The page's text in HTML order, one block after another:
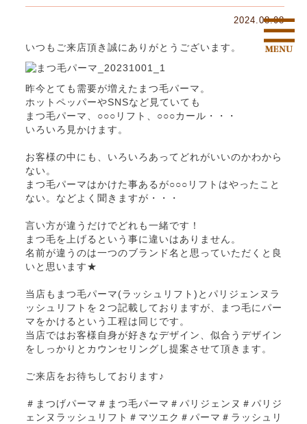
2024.08.08
いつもご来店頂き誠にありがとうございます。
昨今とても需要が増えたまつ毛パーマ。
ホットペッパーやSNSなど見ていても
まつ毛パーマ、○○○リフト、○○○カール・・・
いろいろ見かけます。
お客様の中にも、いろいろあってどれがいいのかわから
ない。
まつ毛パーマはかけた事あるが○○○リフトはやったこと
ない。などよく聞きますが・・・
言い方が違うだけでどれも一緒です！
まつ毛を上げるという事に違いはありません。
名前が違うのは一つのブランド名と思っていただくと良
いと思います★
当店もまつ毛パーマ(ラッシュリフト)とパリジェンヌラ
ッシュリフトを２つ記載しておりますが、まつ毛にパー
マをかけるという工程は同じです。
当店ではお客様自身が好きなデザイン、似合うデザイン
をしっかりとカウンセリングし提案させて頂きます。
ご来店をお待ちしております♪
＃まつげパーマ＃まつ毛パーマ＃パリジェンヌ＃パリジ
ェンヌラッシュリフト＃マツエク＃パーマ＃ラッシュリ